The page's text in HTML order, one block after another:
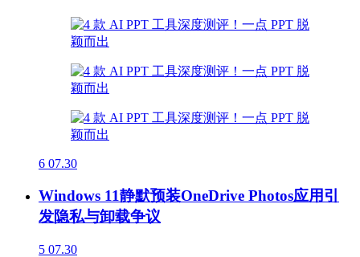
6 07.30
Windows 11静默预装OneDrive Photos应用引
发隐私与卸载争议
5 07.30